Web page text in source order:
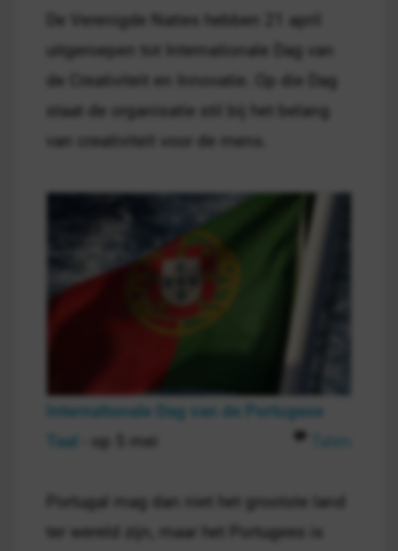
De Verenigde Naties hebben 21 april
uitgeroepen tot Internationale Dag van
de Creativiteit en Innovatie. Op die Dag
staat de organisatie stil bij het belang
van creativiteit voor de mens.
Internationale Dag van de Portugese
Taal
- op 5 mei
Portugal mag dan niet het grootste land
ter wereld zijn, maar het Portugees is